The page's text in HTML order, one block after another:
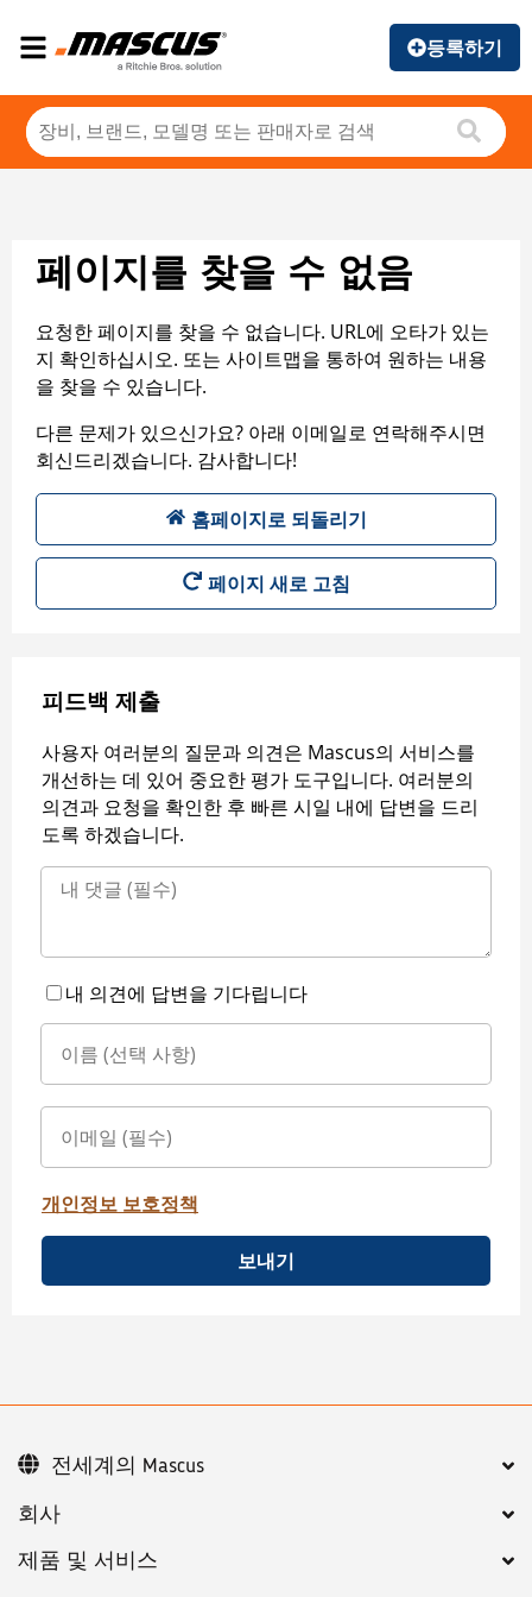
등록하기
페이지를 찾을 수 없음
요청한 페이지를 찾을 수 없습니다. URL에 오타가 있는
지 확인하십시오. 또는 사이트맵을 통하여 원하는 내용
을 찾을 수 있습니다.
다른 문제가 있으신가요? 아래 이메일로 연락해주시면
회신드리겠습니다. 감사합니다!
홈페이지로 되돌리기
페이지 새로 고침
피드백 제출
사용자 여러분의 질문과 의견은 Mascus의 서비스를
개선하는 데 있어 중요한 평가 도구입니다. 여러분의
의견과 요청을 확인한 후 빠른 시일 내에 답변을 드리
도록 하겠습니다.
내 의견에 답변을 기다립니다
개인정보 보호정책
보내기
회사
제품 및 서비스
전세계의 Mascus